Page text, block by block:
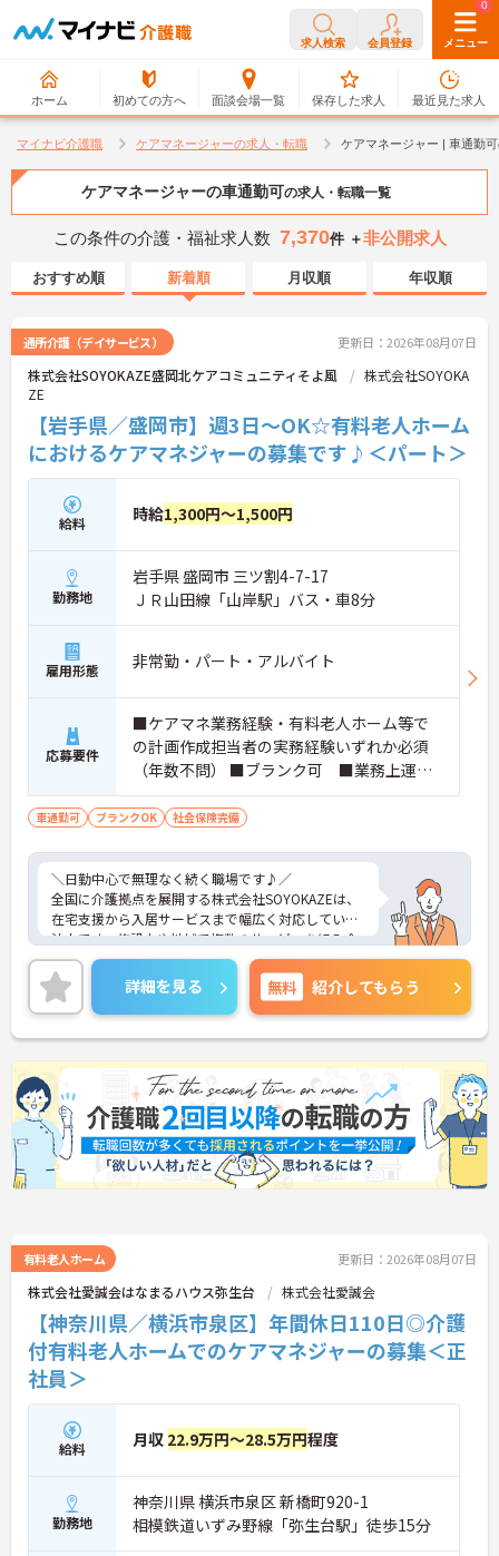
求人検索 会員登録 メニュー
ホーム 初めての方へ 面談会場一覧
0
保存した求人
0
最近見た求人
マイナビ介護職 ケアマネージャーの求人・転職 ケアマネージャー | 車通勤
ケアマネージャーの車通勤可の求人・転職一覧
この条件の介護・福祉求人数 7,370件 ＋非公開求人
おすすめ順 新着順 月収順 年収順
通所介護（デイサービス） 更新日：2026年08月07日
株式会社SOYOKAZE盛岡北ケアコミュニティそよ風
株式会社SOYOKA
ZE
【岩手県／盛岡市】週3日～OK☆有料老人ホーム
におけるケアマネジャーの募集です♪＜パート＞
給料 時給1,300円～1,500円
勤務地
岩手県 盛岡市 三ツ割4-7-17
ＪＲ山田線「山岸駅」バス・車8分
雇用形態 非常勤・パート・アルバイト
応募要件
■ケアマネ業務経験・有料老人ホーム等で
の計画作成担当者の実務経験いずれか必須
（年数不問） ■ブランク可 ■業務上運転
あり
車通勤可 ブランクOK 社会保険完備
＼日勤中心で無理なく続く職場です♪／
全国に介護拠点を展開する株式会社SOYOKAZEは、
在宅支援から入居サービスまで幅広く対応している
法人です。施設内や地域で複数のサービスを組み合
わせながら、高齢者の生活を総合的に支える体制を
大切にしています。多職種での情報共有もしっかり
しており、ケアマネジャーとして全体像を見ながら
関われるのが魅力です。働き方は「日勤中心×残業
少なめ」で、生活リズムを整えやすい環境。研修や
フォロー体制も整っているため、ブランクのある方
も安心してスタートできる職場です。
■ 「日勤だけ」で整う安定ワーク♪
生活リズムを大切にしたい方にピッタリです。
・「8:30～17:30の日勤固定」で規則正しく勤務
家庭との両立も視野に入れた働き方が可能です。
・夜勤なしで体への負担を軽減
・産前産後休暇・育児休暇あり
・勤務日数や土日の働き方も相談OK
→ライフスタイルに合わせた働き方ができます
■ ブランクOK！安心スタート体制♪
「久しぶりの現場復帰」でも無理なく慣れます。
・研修制度で基礎からしっかり確認
・先輩スタッフが丁寧にフォロー
・経験に応じて段階的に業務スタート
詳細を見る 無料 紹介してもらう
有料老人ホーム 更新日：2026年08月07日
株式会社愛誠会はなまるハウス弥生台 株式会社愛誠会
【神奈川県／横浜市泉区】年間休日110日◎介護
付有料老人ホームでのケアマネジャーの募集＜正
社員＞
給料 月収 22.9万円～28.5万円程度
勤務地
神奈川県 横浜市泉区 新橋町920-1
相模鉄道いずみ野線「弥生台駅」徒歩15分